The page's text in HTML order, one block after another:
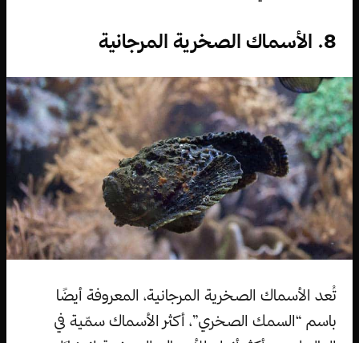
8. الأسماك الصخرية المرجانية
تُعد الأسماك الصخرية المرجانية، المعروفة أيضًا
باسم “السمك الصخري”، أكثر الأسماك سمّية في